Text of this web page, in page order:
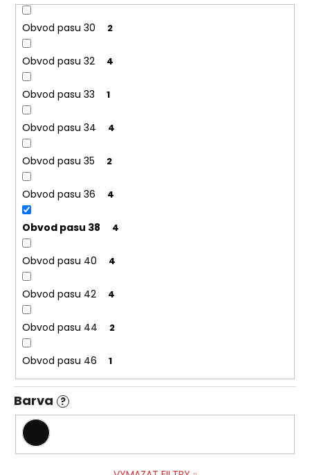
Obvod pasu 30 2
Obvod pasu 32 4
Obvod pasu 33 1
Obvod pasu 34 4
Obvod pasu 35 2
Obvod pasu 36 4
Obvod pasu 38 4
Obvod pasu 40 4
Obvod pasu 42 4
Obvod pasu 44 2
Obvod pasu 46 1
Barva ?